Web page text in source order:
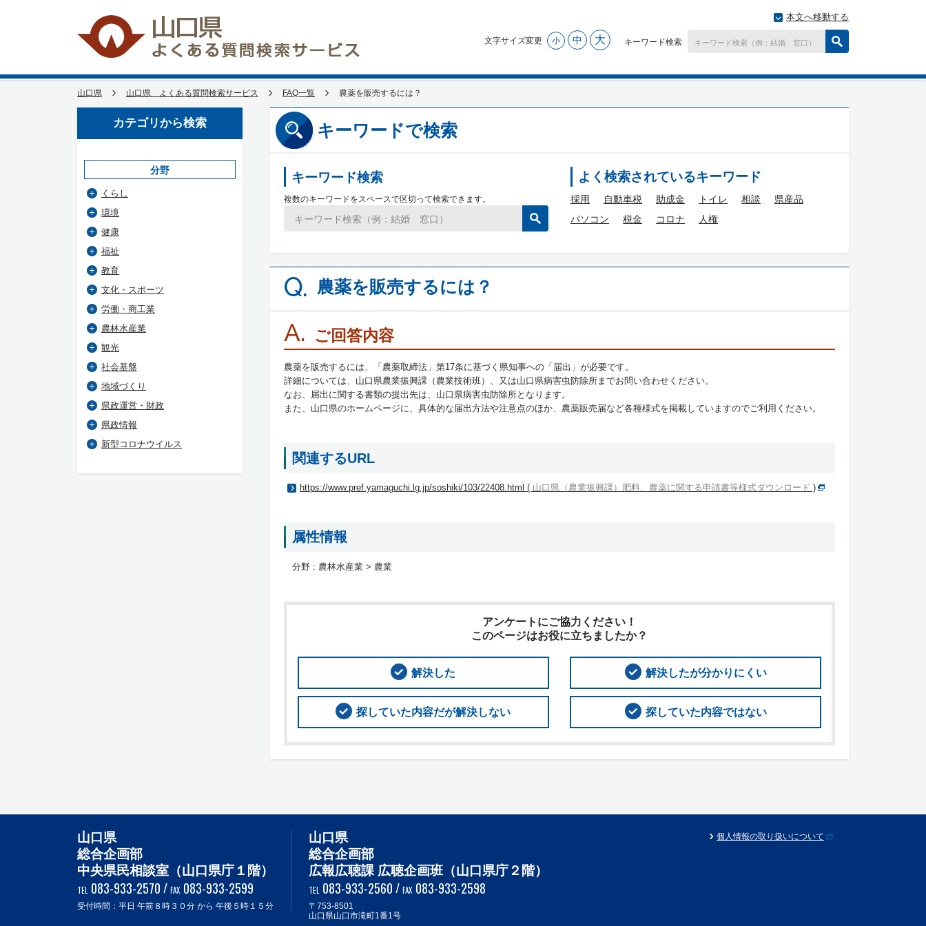
本文へ移動する
文字サイズ変更 小 中 大 キーワード検索
山口県 山口県 よくある質問検索サービス FAQ一覧 農薬を販売するには？
キーワードで検索
キーワード検索
複数のキーワードをスペースで区切って検索できます。
よく検索されているキーワード
採用 自動車税 助成金 トイレ 相談
県産品
パソコン
税金 コロナ 人権
Q. 農薬を販売するには？
A. ご回答内容
農薬を販売するには、「農薬取締法」第17条に基づく県知事への「届出」が必要です。
詳細については、山口県農業振興課（農業技術班）、又は山口県病害虫防除所までお問い合わせください。
なお、届出に関する書類の提出先は、山口県病害虫防除所となります。
また、山口県のホームページに、具体的な届出方法や注意点のほか、農薬販売届など各種様式を掲載していますのでご利用ください。
関連するURL
https://www.pref.yamaguchi.lg.jp/soshiki/103/22408.html ( 山口県（農業振興課）肥料、農薬に関する申請書等様式ダウンロード )
属性情報
分野 : 農林水産業 > 農業
アンケートにご協力ください！
このページはお役に立ちましたか？
解決した 解決したが分かりにくい
探していた内容だが解決しない 探していた内容ではない
カテゴリから検索
分野
くらし
環境
健康
福祉
教育
文化・スポーツ
労働・商工業
農林水産業
観光
社会基盤
地域づくり
県政運営・財政
県政情報
新型コロナウイルス
山口県
総合企画部
中央県民相談室（山口県庁１階）
TEL 083-933-2570 / FAX 083-933-2599
受付時間：平日 午前８時３０分 から 午後５時１５分
山口県
総合企画部
広報広聴課 広聴企画班（山口県庁２階）
TEL 083-933-2560 / FAX 083-933-2598
〒753-8501
山口県山口市滝町1番1号
個人情報の取り扱いについて